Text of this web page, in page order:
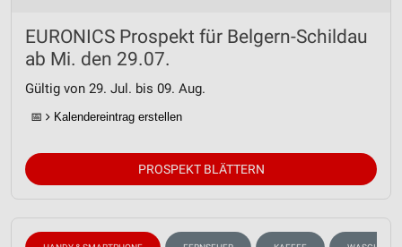
EURONICS Prospekt für Belgern-Schildau
ab Mi. den 29.07.
Gültig von 29. Jul. bis 09. Aug.
📅 Kalendereintrag erstellen
PROSPEKT BLÄTTERN